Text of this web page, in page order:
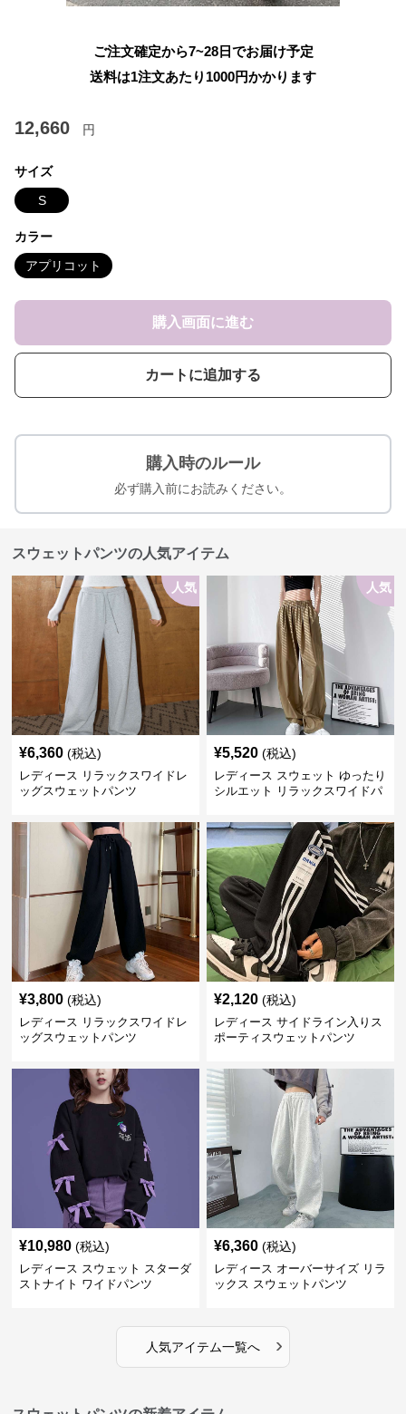
ご注文確定から7~28日でお届け予定
送料は1注文あたり 1000円かかります
12,660 円
サイズ
S
カラー
アプリコット
購入画面に進む
カートに追加する
購入時のルール
必ず購入前にお読みください。
スウェットパンツの人気アイテム
人気
¥6,360 (税込)
レディース リラックスワイドレ
ッグスウェットパンツ
人気
¥5,520 (税込)
レディース スウェット ゆったり
シルエット リラックスワイドパ
¥3,800 (税込)
レディース リラックスワイドレ
ッグスウェットパンツ
¥2,120 (税込)
レディース サイドライン入りス
ポーティスウェットパンツ
¥10,980 (税込)
レディース スウェット スターダ
ストナイト ワイドパンツ
¥6,360 (税込)
レディース オーバーサイズ リラ
ックス スウェットパンツ
人気アイテム一覧へ ›